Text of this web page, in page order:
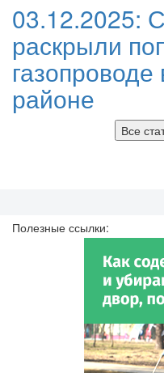
03.12.2025:
раскрыли
районе
Все
Полезные ссылки: